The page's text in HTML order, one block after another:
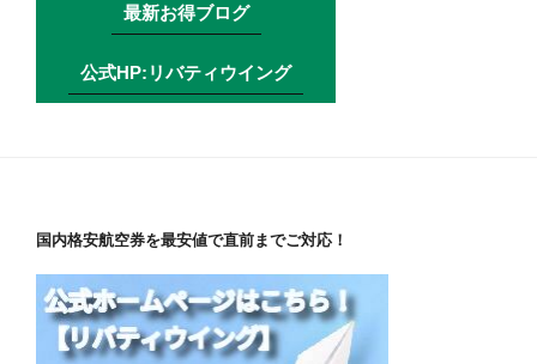
最新お得ブログ
公式HP:リバティウイング
国内格安航空券を最安値で直前までご対応！